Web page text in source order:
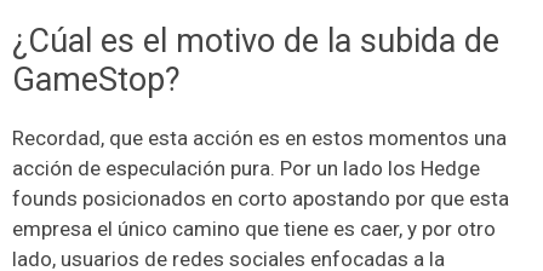
¿Cúal es el motivo de la subida de
GameStop?
Recordad, que esta acción es en estos momentos una
acción de especulación pura. Por un lado los Hedge
founds posicionados en corto apostando por que esta
empresa el único camino que tiene es caer, y por otro
lado, usuarios de redes sociales enfocadas a la